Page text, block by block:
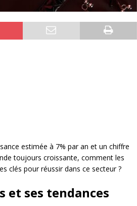
estimée à 7% par an et un chiffre
toujours croissante, comment les
clés pour réussir dans ce secteur ?
et ses tendances